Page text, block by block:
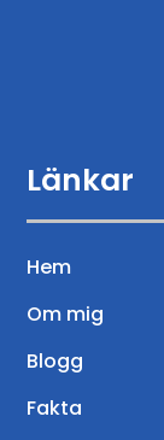
Länkar
Hem
Om mig
Blogg
Fakta